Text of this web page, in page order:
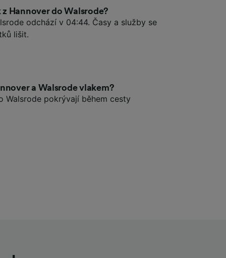
Hannover do Walsrode?
odchází v 04:44. Časy a služby se
lišit.
a Walsrode vlakem?
Walsrode pokrývají během cesty